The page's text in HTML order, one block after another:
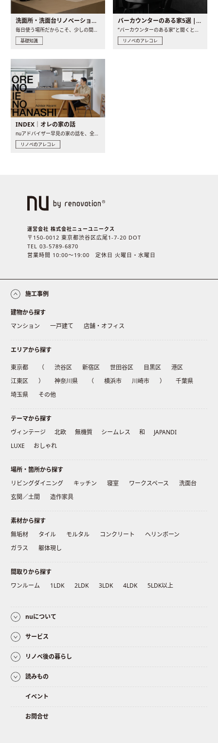
洗面所・洗面台リノベーションの事例と間取りアイデア
毎日使う場所だからこそ、少しの間取りの工夫や素材の選び方で..
基礎知識
バーカウンターのある家5選 | 日常に馴染む“距離の近い”キッチンとは
“バーカウンターのある家”と聞くと、少し特別な、大人のための..
リノベのアレコレ
INDEX｜オレの家の話
リノベのアレコレ
運営会社 株式会社ニューユニークス
〒150-0012 東京都渋谷区広尾1-7-20 DOT
TEL 03-5789-6870
営業時間 10:00〜19:00 定休日 火曜日・水曜日
施工事例
建物から探す
マンション
一戸建て 店舗・オフィス
エリアから探す
東京都 （ 渋谷区 新宿区 世田谷区 目黒区
港区
江東区
） 神奈川県 （ 横浜市 川崎市 ）
千葉県
埼玉県
その他
テーマから探す
ヴィンテージ
北欧 無機質 シームレス 和
JAPANDI
LUXE
おしゃれ
場所・箇所から探す
リビングダイニング
キッチン 寝室 ワークスペース
洗面台
玄関／土間
造作家具
素材から探す
無垢材
タイル モルタル コンクリート
ヘリンボーン
ガラス
躯体現し
間取りから探す
ワンルーム
1LDK 2LDK 3LDK 4LDK 5LDK以上
nuについて
サービス
リノベ後の暮らし
読みもの
イベント
お問合せ